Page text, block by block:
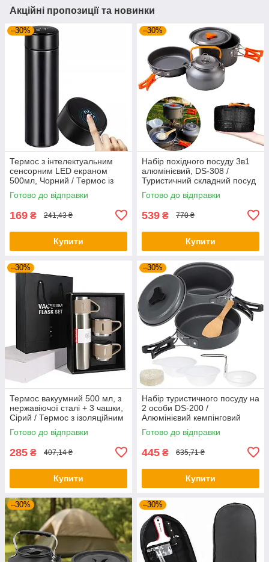
Акційні пропозиції та новинки
–30%
Термос з інтелектуальним
сенсорним LED екраном
500мл, Чорний / Термос із
нержавіючої сталі
Готово до відправки
169 ₴ 241,43 ₴
Купити
–30%
Набір похідного посуду 3в1
алюмінієвий, DS-308 /
Туристичний складний посуд
(чайник, каструля,
сковорідка)
Готово до відправки
539 ₴ 770 ₴
Купити
–30%
Термос вакуумний 500 мл, з
нержавіючої сталі + 3 чашки,
Сірий / Термос з ізоляційним
кухлем
Готово до відправки
285 ₴ 407,14 ₴
Купити
–30%
Набір туристичного посуду на
2 особи DS-200 /
Алюмінієвий кемпінговий
набір посуду / Похідний
посуд
Готово до відправки
445 ₴ 635,71 ₴
Купити
–30% –30%